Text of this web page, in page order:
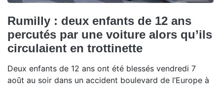
Rumilly : deux enfants de 12 ans
percutés par une voiture alors qu’ils
circulaient en trottinette
Deux enfants de 12 ans ont été blessés vendredi 7
août au soir dans un accident boulevard de l’Europe à